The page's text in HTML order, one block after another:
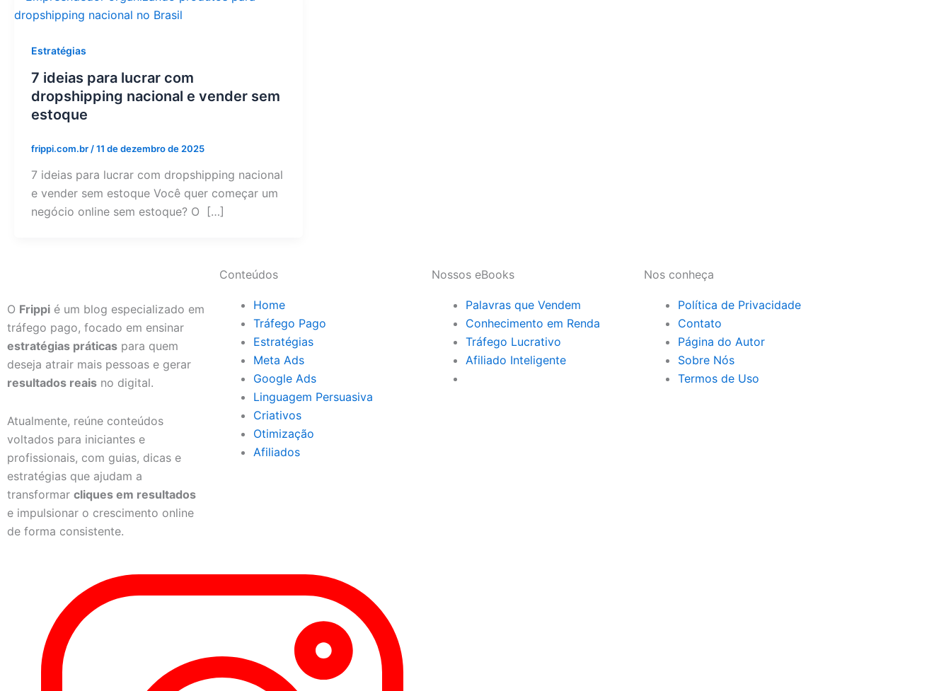
Estratégias
7 ideias para lucrar com
dropshipping nacional e vender sem
estoque
frippi.com.br /11 de dezembro de 2025
7 ideias para lucrar com dropshipping nacional
e vender sem estoque Você quer começar um
negócio online sem estoque? O […]
O Frippi é um blog especializado em
tráfego pago, focado em ensinar
estratégias práticas para quem
deseja atrair mais pessoas e gerar
resultados reais no digital.
Atualmente, reúne conteúdos
voltados para iniciantes e
profissionais, com guias, dicas e
estratégias que ajudam a
transformar cliques em resultados
e impulsionar o crescimento online
de forma consistente.
Conteúdos
Home
Tráfego Pago
Estratégias
Meta Ads
Google Ads
Linguagem Persuasiva
Criativos
Otimização
Afiliados
Nossos eBooks
Palavras que Vendem
Conhecimento em Renda
Tráfego Lucrativo
Afiliado Inteligente
Nos conheça
Política de Privacidade
Contato
Página do Autor
Sobre Nós
Termos de Uso